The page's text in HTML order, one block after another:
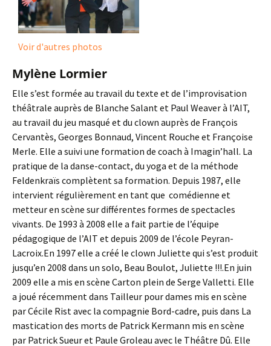
Voir d'autres photos
Mylène Lormier
Elle s’est formée au travail du texte et de l’improvisation
théâtrale auprès de Blanche Salant et Paul Weaver à l’AIT,
au travail du jeu masqué et du clown auprès de François
Cervantès, Georges Bonnaud, Vincent Rouche et Françoise
Merle. Elle a suivi une formation de coach à Imagin’hall. La
pratique de la danse-contact, du yoga et de la méthode
Feldenkraïs complètent sa formation. Depuis 1987, elle
intervient régulièrement en tant que comédienne et
metteur en scène sur différentes formes de spectacles
vivants. De 1993 à 2008 elle a fait partie de l’équipe
pédagogique de l’AIT et depuis 2009 de l’école Peyran-
Lacroix.En 1997 elle a créé le clown Juliette qui s’est produit
jusqu’en 2008 dans un solo, Beau Boulot, Juliette !!!.En juin
2009 elle a mis en scène Carton plein de Serge Valletti. Elle
a joué récemment dans Tailleur pour dames mis en scène
par Cécile Rist avec la compagnie Bord-cadre, puis dans La
mastication des morts de Patrick Kermann mis en scène
par Patrick Sueur et Paule Groleau avec le Théâtre Dû. Elle